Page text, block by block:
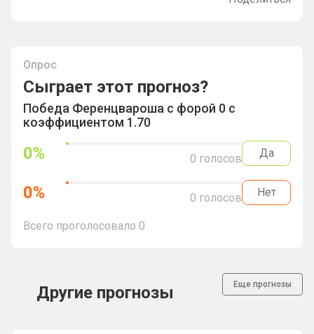
Опрос
Сыграет этот прогноз?
Победа Ференцвароша с форой 0 с
коэффициентом 1.70
0% 0 голосов Да
0% 0 голосов Нет
Всего проголосовало 0
Другие прогнозы Еще прогнозы